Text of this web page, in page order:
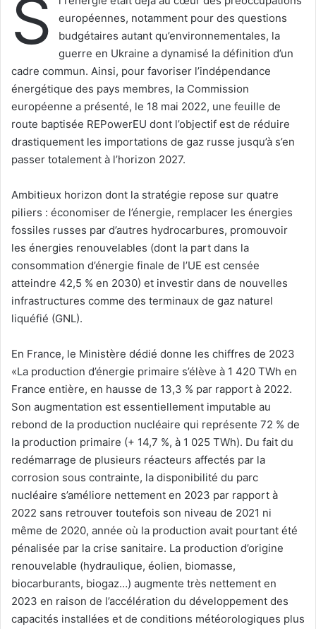
e
r
u
n
c
o
u
r
r
i
l
S
européennes, notamment pour des questions
budgétaires autant qu’environnementales, la
guerre en Ukraine a dynamisé la définition d’un
cadre commun. Ainsi, pour favoriser l’indépendance
énergétique des pays membres, la Commission
européenne a présenté, le 18 mai 2022, une feuille de
route baptisée REPowerEU dont l’objectif est de réduire
drastiquement les importations de gaz russe jusqu’à s’en
passer totalement à l’horizon 2027.
Ambitieux horizon dont la stratégie repose sur quatre
piliers : économiser de l’énergie, remplacer les énergies
fossiles russes par d’autres hydrocarbures, promouvoir
les énergies renouvelables (dont la part dans la
consommation d’énergie finale de l’UE est censée
atteindre 42,5 % en 2030) et investir dans de nouvelles
infrastructures comme des terminaux de gaz naturel
liquéfié (GNL).
En France, le Ministère dédié donne les chiffres de 2023
«La production d’énergie primaire s’élève à 1 420 TWh en
France entière, en hausse de 13,3 % par rapport à 2022.
Son augmentation est essentiellement imputable au
rebond de la production nucléaire qui représente 72 % de
la production primaire (+ 14,7 %, à 1 025 TWh). Du fait du
redémarrage de plusieurs réacteurs affectés par la
corrosion sous contrainte, la disponibilité du parc
nucléaire s’améliore nettement en 2023 par rapport à
2022 sans retrouver toutefois son niveau de 2021 ni
même de 2020, année où la production avait pourtant été
pénalisée par la crise sanitaire. La production d’origine
renouvelable (hydraulique, éolien, biomasse,
biocarburants, biogaz…) augmente très nettement en
2023 en raison de l’accélération du développement des
capacités installées et de conditions météorologiques plus